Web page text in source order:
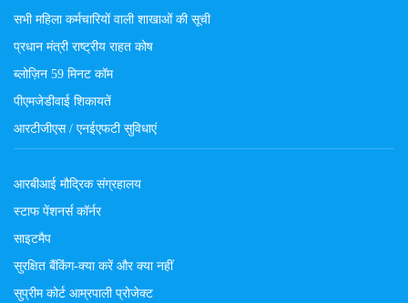
सभी महिला कर्मचारियों वाली शाखाओं की सूची
प्रधान मंत्री राष्ट्रीय राहत कोष
ब्लोज़िन 59 मिनट कॉम
पीएमजेडीवाई शिकायतें
आरटीजीएस / एनईएफटी सुविधाएं
आरबीआई मौद्रिक संग्रहालय
स्टाफ पेंशनर्स कॉर्नर
साइटमैप
सुरक्षित बैंकिंग-क्या करें और क्या नहीं
सुप्रीम कोर्ट आम्रपाली प्रोजेक्ट